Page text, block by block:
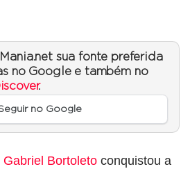
sua fonte preferida
no Google e também no
.
no Google
Gabriel Bortoleto conquistou a